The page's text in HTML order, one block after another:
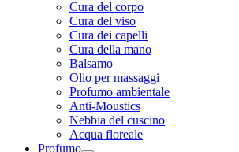
Cura del corpo
Cura del viso
Cura dei capelli
Cura della mano
Balsamo
Olio per massaggi
Profumo ambientale
Anti-Moustics
Nebbia del cuscino
Acqua floreale
Profumo